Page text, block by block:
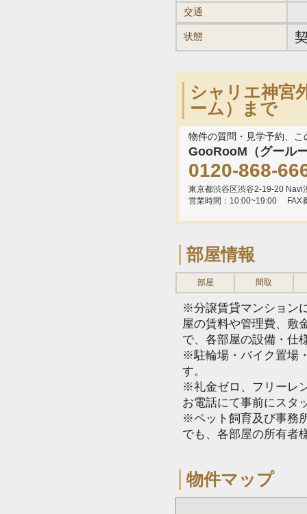
交通
状態
シャリエ神宮
ーム）まで
物件の質問・見学予約、
GooRooM（グール
0120-868-
東京都渋谷区渋谷2-19-20 Navi
営業時間：10:00~19:00
FAX
部屋情報
部屋 間取
※分譲賃貸マンション
屋の賃料や管理費、敷
で、各部屋の設備・仕
※駐輪場・バイク置場
す。
※礼金ゼロ、フリーレ
お電話にて事前にスタ
※ペット飼育及び事務
でも、各部屋の所有者
物件マップ